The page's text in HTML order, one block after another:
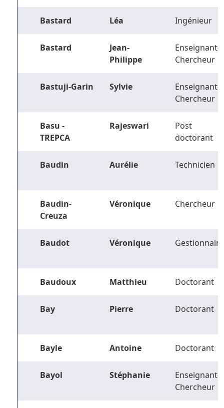
Bastard Léa Ingénieur
Bastard
Jean-
Philippe
Enseignant-
Chercheur
Bastuji-Garin Sylvie
Enseignant-
Chercheur
Basu -
TREPCA
Rajeswari
Post
doctorant
Baudin Aurélie Technicien
Baudin-
Creuza
Véronique Chercheur
Baudot Véronique Gestionnaire
Baudoux Matthieu Doctorant
Bay Pierre Doctorant
Bayle Antoine Doctorant
Bayol Stéphanie
Enseignant-
Chercheur